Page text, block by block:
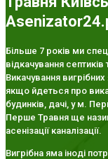
Більше 7 років ми
відкачування
Викачування
якщо йдеться про
будинків, дачі, у м.
Перше Травня ще
асенізації каналізації.
Вигрібна яма іноді